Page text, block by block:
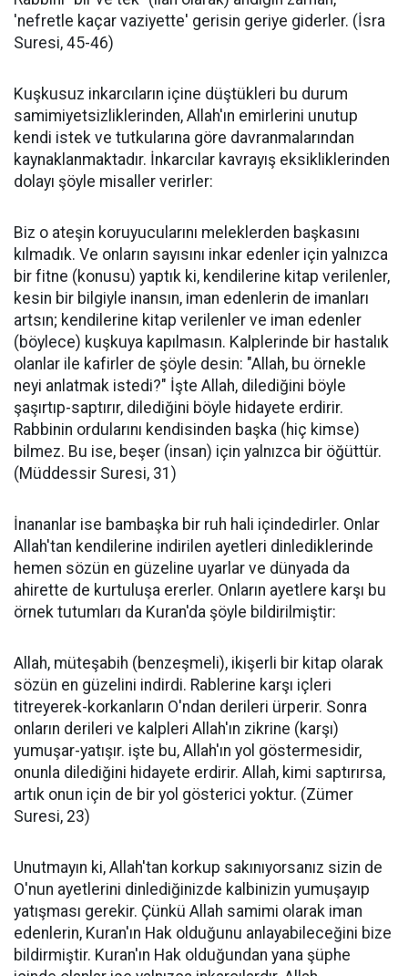
'nefretle kaçar vaziyette' gerisin geriye giderler. (İsra
Suresi, 45-46)
Kuşkusuz inkarcıların içine düştükleri bu durum
samimiyetsizliklerinden, Allah'ın emirlerini unutup
kendi istek ve tutkularına göre davranmalarından
kaynaklanmaktadır. İnkarcılar kavrayış eksikliklerinden
dolayı şöyle misaller verirler:
Biz o ateşin koruyucularını meleklerden başkasını
kılmadık. Ve onların sayısını inkar edenler için yalnızca
bir fitne (konusu) yaptık ki, kendilerine kitap verilenler,
kesin bir bilgiyle inansın, iman edenlerin de imanları
artsın; kendilerine kitap verilenler ve iman edenler
(böylece) kuşkuya kapılmasın. Kalplerinde bir hastalık
olanlar ile kafirler de şöyle desin: "Allah, bu örnekle
neyi anlatmak istedi?" İşte Allah, dilediğini böyle
şaşırtıp-saptırır, dilediğini böyle hidayete erdirir.
Rabbinin ordularını kendisinden başka (hiç kimse)
bilmez. Bu ise, beşer (insan) için yalnızca bir öğüttür.
(Müddessir Suresi, 31)
İnananlar ise bambaşka bir ruh hali içindedirler. Onlar
Allah'tan kendilerine indirilen ayetleri dinlediklerinde
hemen sözün en güzeline uyarlar ve dünyada da
ahirette de kurtuluşa ererler. Onların ayetlere karşı bu
örnek tutumları da Kuran'da şöyle bildirilmiştir:
Allah, müteşabih (benzeşmeli), ikişerli bir kitap olarak
sözün en güzelini indirdi. Rablerine karşı içleri
titreyerek-korkanların O'ndan derileri ürperir. Sonra
onların derileri ve kalpleri Allah'ın zikrine (karşı)
yumuşar-yatışır. işte bu, Allah'ın yol göstermesidir,
onunla dilediğini hidayete erdirir. Allah, kimi saptırırsa,
artık onun için de bir yol gösterici yoktur. (Zümer
Suresi, 23)
Unutmayın ki, Allah'tan korkup sakınıyorsanız sizin de
O'nun ayetlerini dinlediğinizde kalbinizin yumuşayıp
yatışması gerekir. Çünkü Allah samimi olarak iman
edenlerin, Kuran'ın Hak olduğunu anlayabileceğini bize
bildirmiştir. Kuran'ın Hak olduğundan yana şüphe